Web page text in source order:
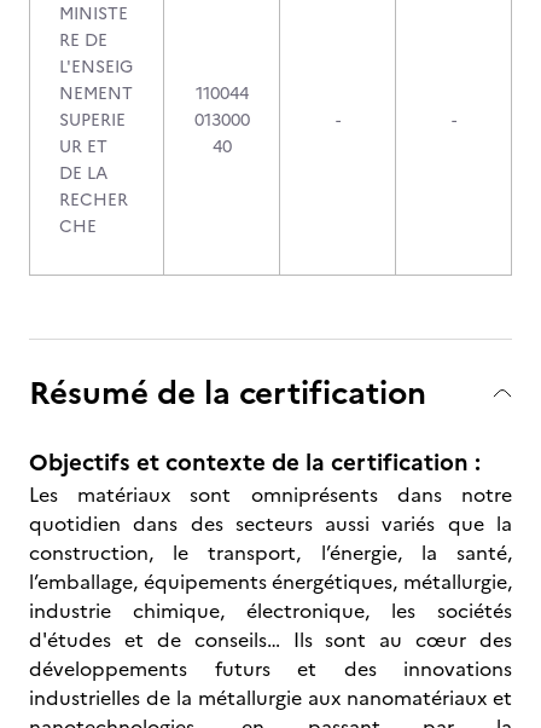
MINISTE
RE DE
L'ENSEIG
NEMENT
SUPERIE
UR ET
DE LA
RECHER
CHE
110044
013000
40
- -
Résumé de la certification
Objectifs et contexte de la certification :
Les matériaux sont omniprésents dans notre
quotidien dans des secteurs aussi variés que la
construction, le transport, l’énergie, la santé,
l’emballage, équipements énergétiques, métallurgie,
industrie chimique, électronique, les sociétés
d'études et de conseils… Ils sont au cœur des
développements futurs et des innovations
industrielles de la métallurgie aux nanomatériaux et